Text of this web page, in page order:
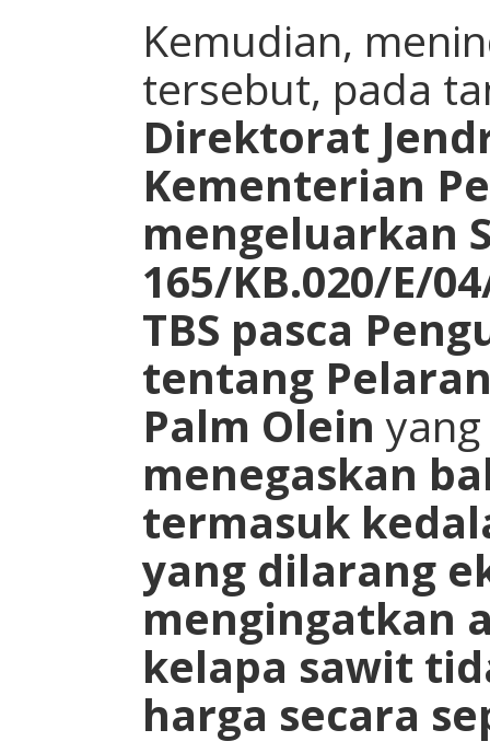
Kemudian,
tersebut, pada
Direktorat
Kementerian
mengeluarkan
165/KB.020/E/
TBS pasca
tentang
Palm Olein
menegaskan
termasuk
yang dilarang
mengingatkan
kelapa sawit
harga secara